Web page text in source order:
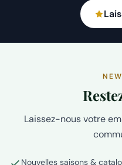
Laissez-nous votre
Nouvelles saisons &